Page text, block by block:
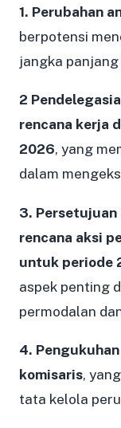
1. Perubahan
berpotensi
jangka
2
rencana kerja
2026, yang
dalam
3.
rencana aksi
untuk periode
aspek penting
permodalan
4.
komisaris,
tata kelola